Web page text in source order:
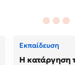
Εκπαίδευση
Η κατάργηση